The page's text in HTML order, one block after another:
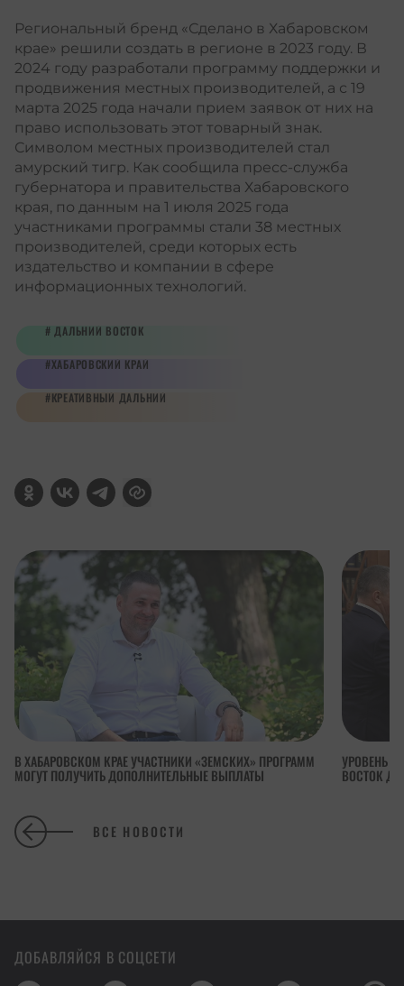
Региональный бренд «Сделано в Хабаровском
крае» решили создать в регионе в 2023 году. В
2024 году разработали программу поддержки и
продвижения местных производителей, а с 19
марта 2025 года начали прием заявок от них на
право использовать этот товарный знак.
Символом местных производителей стал
амурский тигр. Как сообщила пресс-служба
губернатора и правительства Хабаровского
края, по данным на 1 июля 2025 года
участниками программы стали 38 местных
производителей, среди которых есть
издательство и компании в сфере
информационных технологий.
ДАЛЬНИЙ ВОСТОК
ХАБАРОВСКИЙ КРАЙ
КРЕАТИВНЫЙ ДАЛЬНИЙ
В ХАБАРОВСКОМ КРАЕ УЧАСТНИКИ «ЗЕМСКИХ» ПРОГРАММ
МОГУТ ПОЛУЧИТЬ ДОПОЛНИТЕЛЬНЫЕ ВЫПЛАТЫ
УРОВЕНЬ
ВОСТОК
ВСЕ НОВОСТИ
ДОБАВЛЯЙСЯ В СОЦСЕТИ